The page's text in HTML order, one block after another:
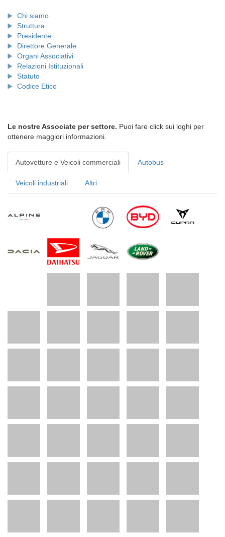
Chi siamo
Struttura
Presidente
Direttore Generale
Organi Associativi
Relazioni Istituzionali
Statuto
Codice Etico
Le nostre Associate per settore. Puoi fare click sui loghi per
ottenere maggiori informazioni.
Autovetture e Veicoli commerciali Autobus
Veicoli industriali Altri